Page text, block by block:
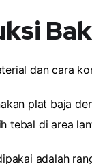
dan cara
plat baja
tebal di area
adalah